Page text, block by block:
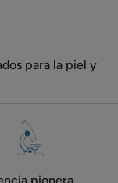
para la piel y